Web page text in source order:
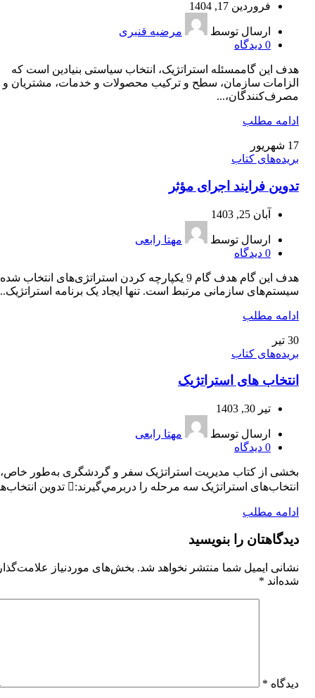
فروردین 17, 1404
ارسال توسط
مرضیه قنبری
0 دیدگاه
هدف این گاممسئله استراتژیک، انتخاب سیاستی بنیادین است که
الزامات سازمان، سطح و ترکیب محصولات و خدمات، مشتریان و
مصرف‌کنندگان،...
ادامه مطلب
17 شهریور
بریده‌های کتاب
تدوین فرایند اجرای مؤثر
آبان 25, 1403
ارسال توسط
مهتا رابعی
0 دیدگاه
هدف این گام هدف گام 9 یکپارچه کردن استراتژی‌های انتخاب
سیستم‌های سازمانی مرتبط است. تنها ایجاد یک برنامه
ادامه مطلب
30 تیر
بریده‌های کتاب
انتخاب های استراتژیک
تیر 30, 1403
ارسال توسط
مهتا رابعی
0 دیدگاه
بخشی از کتاب مدیریت استراتژیک سفر و گردشگری به‌طور خاص،
انتخاب‌های استراتژيک سه مرحله را دربرمي‌گيرند: تدوين انتخاب‌ها...
ادامه مطلب
دیدگاهتان را بنویسید
نشانی ایمیل شما منتشر نخواهد شد. بخش‌های موردنیاز
شده‌اند *
دیدگاه *